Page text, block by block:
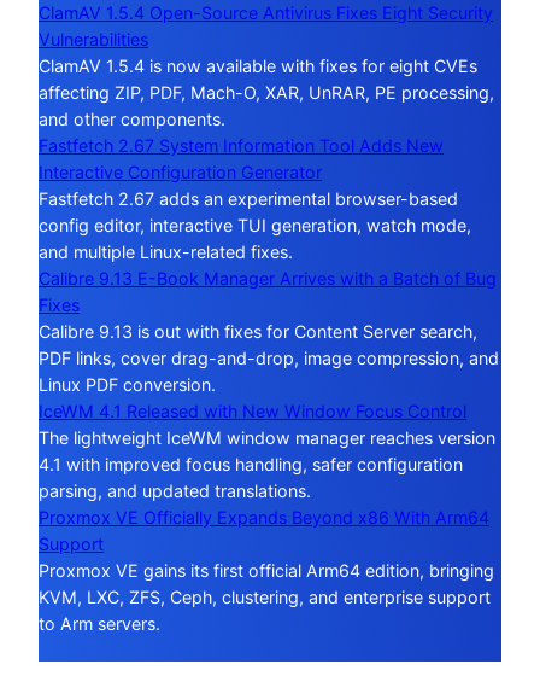
ClamAV 1.5.4 Open-Source Antivirus Fixes Eight Security
Vulnerabilities
ClamAV 1.5.4 is now available with fixes for eight CVEs
affecting ZIP, PDF, Mach-O, XAR, UnRAR, PE processing,
and other components.
Fastfetch 2.67 System Information Tool Adds New
Interactive Configuration Generator
Fastfetch 2.67 adds an experimental browser-based
config editor, interactive TUI generation, watch mode,
and multiple Linux-related fixes.
Calibre 9.13 E-Book Manager Arrives with a Batch of Bug
Fixes
Calibre 9.13 is out with fixes for Content Server search,
PDF links, cover drag-and-drop, image compression, and
Linux PDF conversion.
IceWM 4.1 Released with New Window Focus Control
The lightweight IceWM window manager reaches version
4.1 with improved focus handling, safer configuration
parsing, and updated translations.
Proxmox VE Officially Expands Beyond x86 With Arm64
Support
Proxmox VE gains its first official Arm64 edition, bringing
KVM, LXC, ZFS, Ceph, clustering, and enterprise support
to Arm servers.